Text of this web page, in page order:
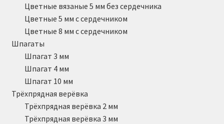
Цветные вязаные 5 мм без сердечника
Цветные 5 мм с сердечником
Цветные 8 мм с сердечником
Шпагаты
Шпагат 3 мм
Шпагат 4 мм
Шпагат 10 мм
Трёхпрядная верёвка
Трёхпрядная верёвка 2 мм
Трёхпрядная верёвка 3 мм